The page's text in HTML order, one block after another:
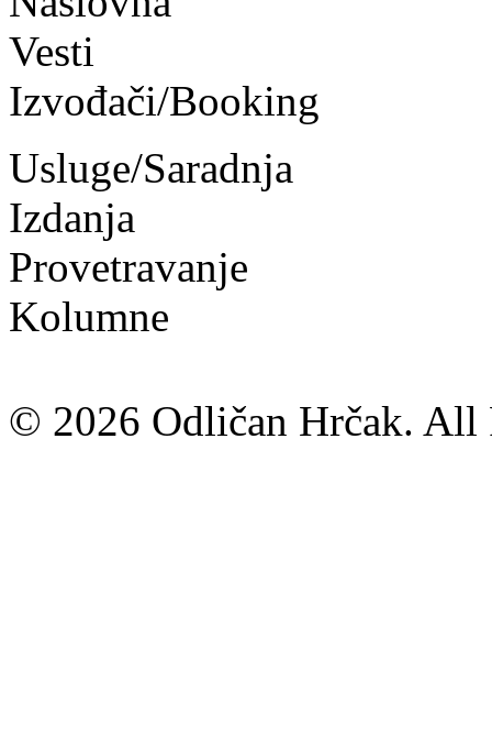
Vesti
Izvođači/Booking
Usluge/Saradnja
Izdanja
Provetravanje
Kolumne
© 2026 Odličan Hrčak. All